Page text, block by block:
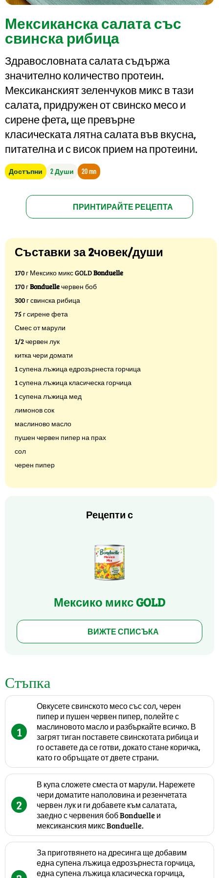
Мексиканска салата със
свинска рибица
Здравословната салата съдържа
значително количество протеин.
Мексиканският зеленчуков микс в тази
салата, придружен от свинско месо и
сирене фета, ще превърне
класическата лятна салата във вкусна,
питателна и с висок прием на протеини.
Достъпни 2 Души 20 mn
ПРИНТИРАЙТЕ РЕЦЕПТА
Съставки за 2човек/души
170 г Мексико микс GOLDBonduelle
170 гBonduelleчервен боб
300 г свинска рибица
75 г сирене фета
Смес от марули
1/2 червен лук
китка чери домати
1 супена лъжица едрозърнеста горчица
1 супена лъжица класическа горчица
1 супена лъжица мед
лимонов сок
маслиново масло
пушен червен пипер на прах
сол
черен пипер
Рецепти с
Мексико микс GOLD
ВИЖТЕ СПИСЪКА
Стъпка
1
Овкусете свинското месо със сол, черен
пипер и пушен червен пипер, полейте с
маслиновото масло и разбъркайте всичко. В
загрят тиган поставете свинскотата рибица и
го оставете да се готви, докато стане коричка,
като го обръщате от двете страни.
2
В купа сложете сместа от марули. Нарежете
чери доматите наполовина и резенчетата
червен лук и ги добавете към салатата,
заедно с червения боб Bonduelle и
мексиканския микс Bonduelle.
За приготвянето на дресинга ще добавим
една супена лъжица едрозърнеста горчица,
една супена лъжица класическа горчица,